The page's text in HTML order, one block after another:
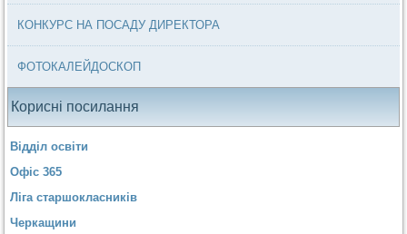
КОНКУРС НА ПОСАДУ ДИРЕКТОРА
ФОТОКАЛЕЙДОСКОП
Корисні посилання
Відділ освіти
Офіс 365
Ліга старшокласників
Черкащини